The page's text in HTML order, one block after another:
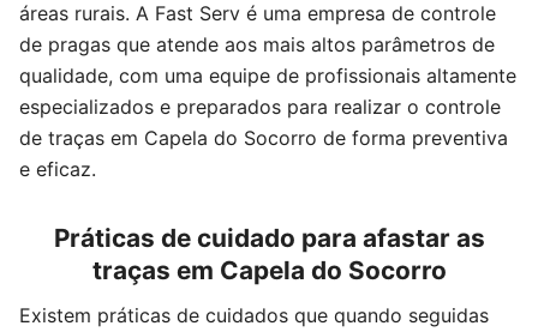
áreas rurais. A Fast Serv é uma empresa de controle
de pragas que atende aos mais altos parâmetros de
qualidade, com uma equipe de profissionais altamente
especializados e preparados para realizar o controle
de traças em Capela do Socorro de forma preventiva
e eficaz.
Práticas de cuidado para afastar as
traças em Capela do Socorro
Existem práticas de cuidados que quando seguidas